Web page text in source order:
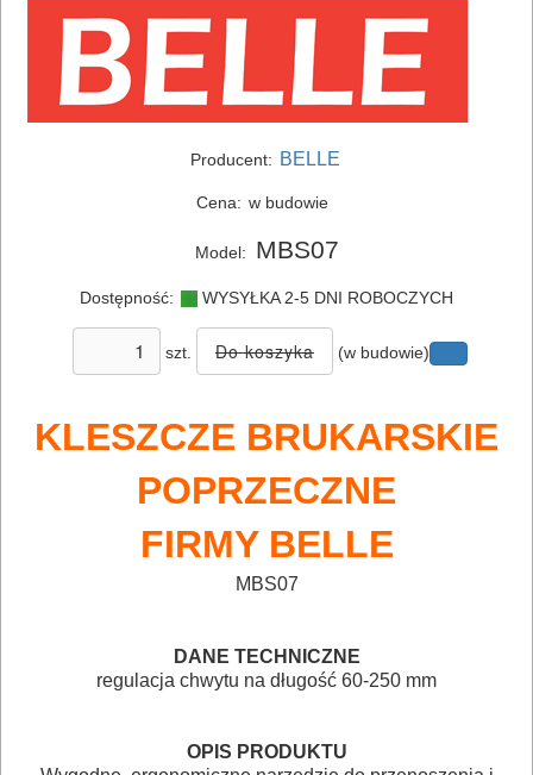
ELEKTRONARZĘDZI
MAGAZYNOWANIE
TRANSPORTOWANIE
BUDOWLANE
ELEKTRY..
GLAZURNICZE
AKCESORIA
MASZYNKI
URZĄDZENIA
NARZĘDZIA
Producent: BELLE
Cena: w budowie
Model: MBS07
Dostępność: WYSYŁKA 2-5 DNI ROBOCZYCH
szt. (w budowie)
KLESZCZE BRUKARSKIE
POPRZECZNE
FIRMY BELLE
MBS07
DANE TECHNICZNE
regulacja chwytu na długość 60-250 mm
OPIS PRODUKTU